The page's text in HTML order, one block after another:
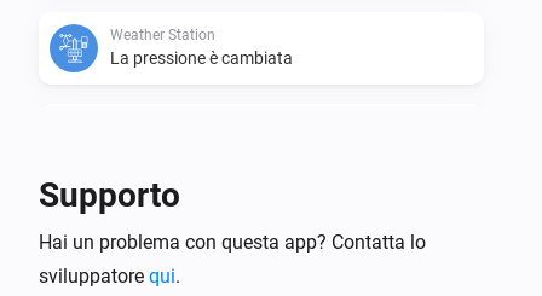
Weather Station
La pressione è cambiata
Weather Station
Supporto
Hai un problema con questa app? Contatta lo
sviluppatore qui.